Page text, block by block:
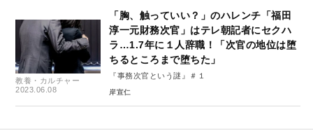
教養・カルチャー
2023.06.08
「胸、触っていい？」のハレンチ「福田
淳一元財務次官」はテレ朝記者にセクハ
ラ…1.7年に１人辞職！「次官の地位は堕
ちるところまで堕ちた」
『事務次官という謎』＃１
岸宣仁